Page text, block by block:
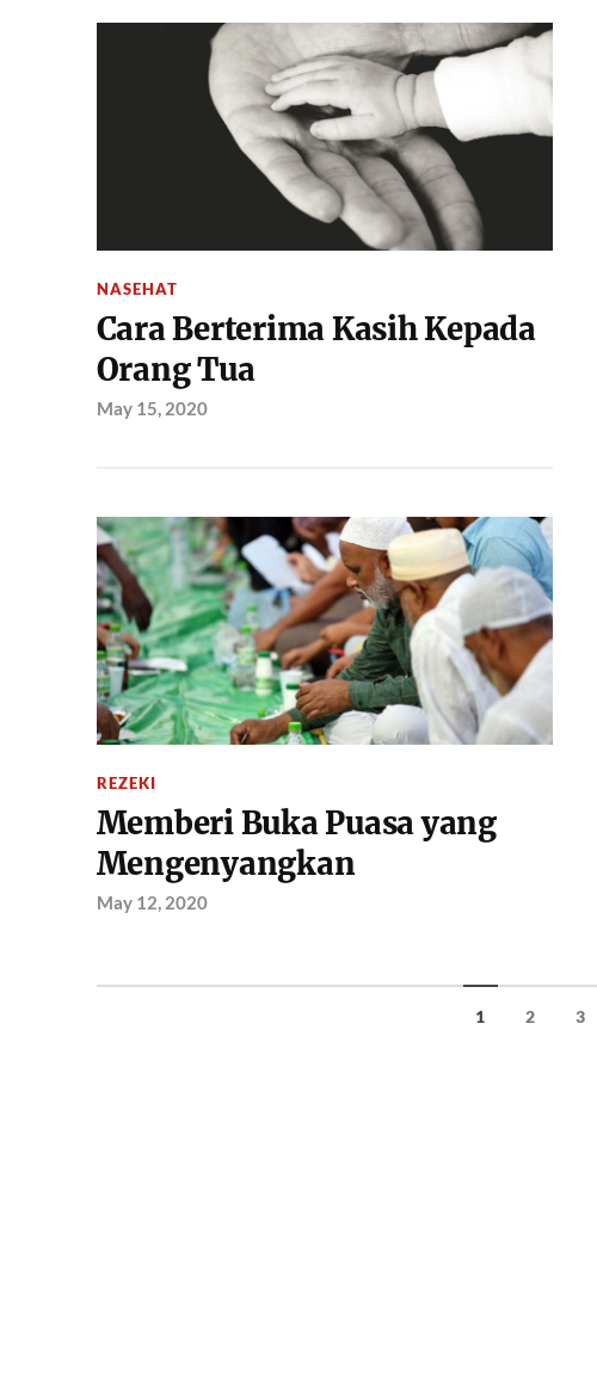
NASEHAT
Cara Berterima Kasih Kepada
Orang Tua
May 15, 2020
REZEKI
Memberi Buka Puasa yang
Mengenyangkan
May 12, 2020
1 2 3